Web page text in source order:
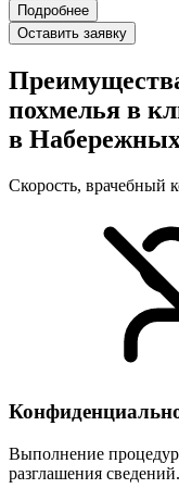
Подробнее
Оставить заявку
похмелья в
в
Скорость, врачебный
Выполнение
разглашения сведений.